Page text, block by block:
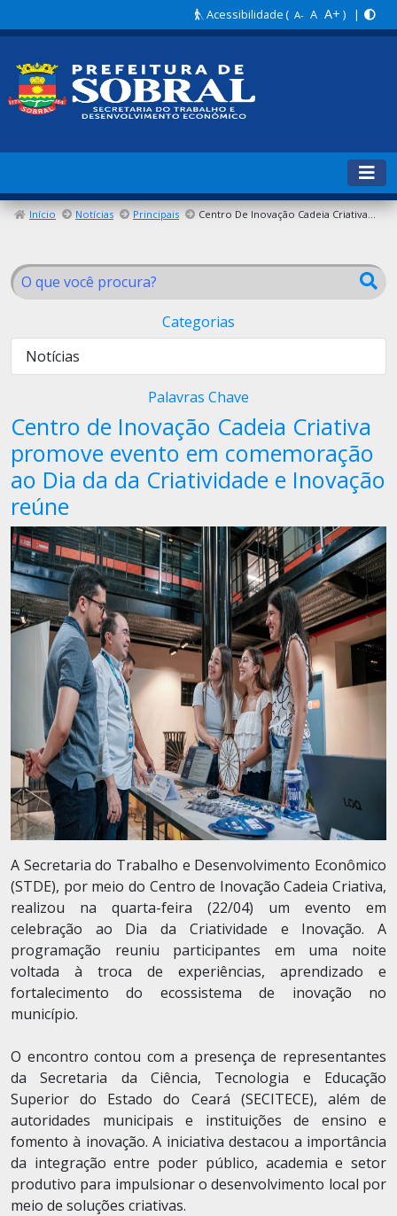
Acessibilidade( A- A A+ ) |
Início Notícias Principais Centro De Inovação Cadeia Criativa Promove Evento Em Comemoração Ao Dia Da Da Criatividade E Inovação Reúne
Categorias
Notícias
Palavras Chave
Centro de Inovação Cadeia Criativa
promove evento em comemoração
ao Dia da da Criatividade e Inovação
reúne
A Secretaria do Trabalho e Desenvolvimento Econômico
(STDE), por meio do Centro de Inovação Cadeia Criativa,
realizou na quarta-feira (22/04) um evento em
celebração ao Dia da Criatividade e Inovação. A
programação reuniu participantes em uma noite
voltada à troca de experiências, aprendizado e
fortalecimento do ecossistema de inovação no
município.
O encontro contou com a presença de representantes
da Secretaria da Ciência, Tecnologia e Educação
Superior do Estado do Ceará (SECITECE), além de
autoridades municipais e instituições de ensino e
fomento à inovação. A iniciativa destacou a importância
da integração entre poder público, academia e setor
produtivo para impulsionar o desenvolvimento local por
meio de soluções criativas.